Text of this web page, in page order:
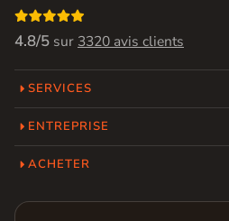

4.8/5 sur 3320 avis clients
SERVICES
ENTREPRISE
ACHETER